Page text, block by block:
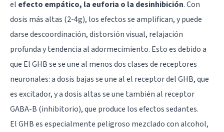
el efecto empático, la euforia o la desinhibición. Con
dosis más altas (2-4g), los efectos se amplifican, y puede
darse descoordinación, distorsión visual, relajación
profunda y tendencia al adormecimiento. Esto es debido a
que El GHB se se une al menos dos clases de receptores
neuronales: a dosis bajas se une al el receptor del GHB, que
es excitador, y a dosis altas se une también al receptor
GABA-B (inhibitorio), que produce los efectos sedantes.
El GHB es especialmente peligroso mezclado con alcohol,